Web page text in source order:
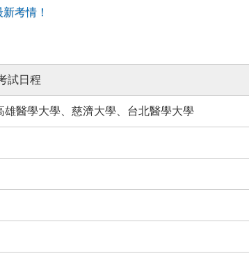
考情！
試日程
醫學大學、慈濟大學、台北醫學大學